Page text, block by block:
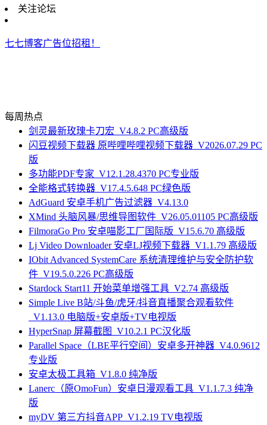
关注论坛
七七博客广告位招租！
每周热点
剑灵最新玫瑰卡刀宏_V4.8.2 PC高级版
闪豆视频下载器 原哔哩哔哩视频下载器_V2026.07.29 PC
版
多功能PDF专家_V12.1.28.4370 PC专业版
全能格式转换器_V17.4.5.648 PC绿色版
AdGuard 安卓手机广告过滤器_V4.13.0
XMind 头脑风暴/思维导图软件_V26.05.01105 PC高级版
FilmoraGo Pro 安卓喵影工厂国际版_V15.6.70 高级版
Lj Video Downloader 安卓LJ视频下载器_V1.1.79 高级版
IObit Advanced SystemCare 系统清理维护与安全防护软
件_V19.5.0.226 PC高级版
Stardock Start11 开始菜单增强工具_V2.74 高级版
Simple Live B站/斗鱼/虎牙/抖音直播聚合观看软件
_V1.13.0 电脑版+安卓版+TV电视版
HyperSnap 屏幕截图_V10.2.1 PC汉化版
Parallel Space（LBE平行空间）安卓多开神器_V4.0.9612
专业版
安卓太极工具箱_V1.8.0 纯净版
Lanerc（原OmoFun）安卓日漫观看工具_V1.1.7.3 纯净
版
myDV 第三方抖音APP_V1.2.19 TV电视版